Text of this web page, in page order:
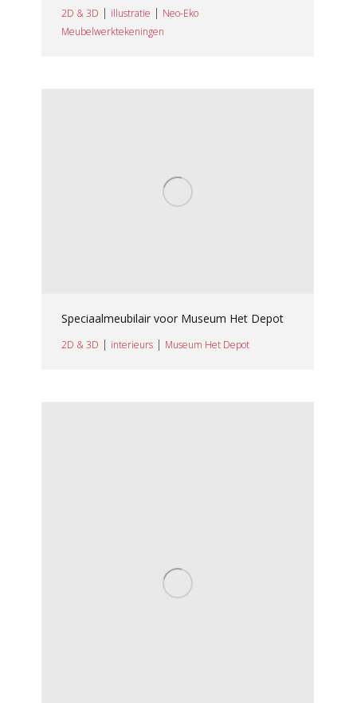
2D & 3D | illustratie | Neo-Eko
Meubelwerktekeningen
Speciaalmeubilair voor Museum Het Depot
2D & 3D | interieurs | Museum Het Depot